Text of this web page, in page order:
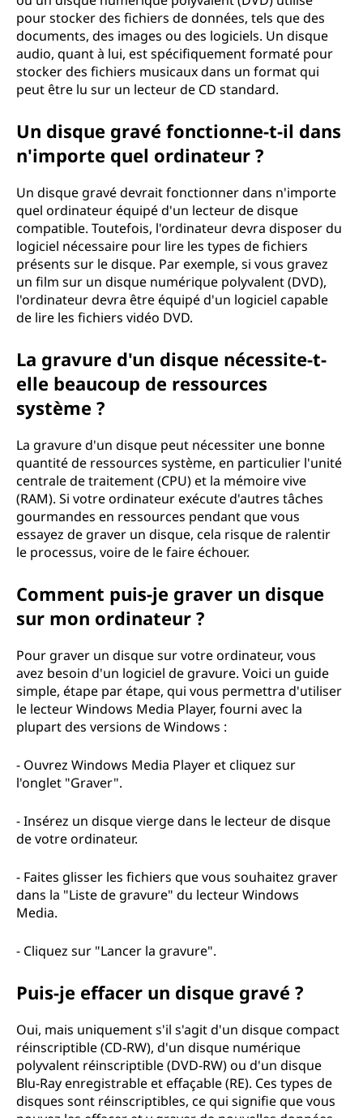
pour stocker des fichiers de données, tels que des
documents, des images ou des logiciels. Un disque
audio, quant à lui, est spécifiquement formaté pour
stocker des fichiers musicaux dans un format qui
peut être lu sur un lecteur de CD standard.
Un disque gravé fonctionne-t-il dans
n'importe quel ordinateur ?
Un disque gravé devrait fonctionner dans n'importe
quel ordinateur équipé d'un lecteur de disque
compatible. Toutefois, l'ordinateur devra disposer du
logiciel nécessaire pour lire les types de fichiers
présents sur le disque. Par exemple, si vous gravez
un film sur un disque numérique polyvalent (DVD),
l'ordinateur devra être équipé d'un logiciel capable
de lire les fichiers vidéo DVD.
La gravure d'un disque nécessite-t-
elle beaucoup de ressources
système ?
La gravure d'un disque peut nécessiter une bonne
quantité de ressources système, en particulier l'unité
centrale de traitement (CPU) et la mémoire vive
(RAM). Si votre ordinateur exécute d'autres tâches
gourmandes en ressources pendant que vous
essayez de graver un disque, cela risque de ralentir
le processus, voire de le faire échouer.
Comment puis-je graver un disque
sur mon ordinateur ?
Pour graver un disque sur votre ordinateur, vous
avez besoin d'un logiciel de gravure. Voici un guide
simple, étape par étape, qui vous permettra d'utiliser
le lecteur Windows Media Player, fourni avec la
plupart des versions de Windows :
- Ouvrez Windows Media Player et cliquez sur
l'onglet "Graver".
- Insérez un disque vierge dans le lecteur de disque
de votre ordinateur.
- Faites glisser les fichiers que vous souhaitez graver
dans la "Liste de gravure" du lecteur Windows
Media.
- Cliquez sur "Lancer la gravure".
Puis-je effacer un disque gravé ?
Oui, mais uniquement s'il s'agit d'un disque compact
réinscriptible (CD-RW), d'un disque numérique
polyvalent réinscriptible (DVD-RW) ou d'un disque
Blu-Ray enregistrable et effaçable (RE). Ces types de
disques sont réinscriptibles, ce qui signifie que vous